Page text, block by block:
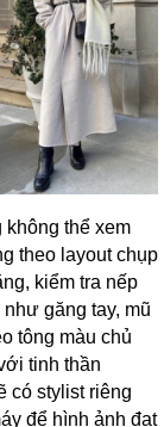
không thể xem
theo layout chụp
kiểm tra nếp
găng tay, mũ
tông màu chủ
tinh thần
có stylist riêng
để hình ảnh đạt